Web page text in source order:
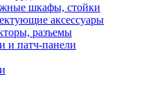
шкафы, стойки
аксессуары
разъемы
и патч-панели